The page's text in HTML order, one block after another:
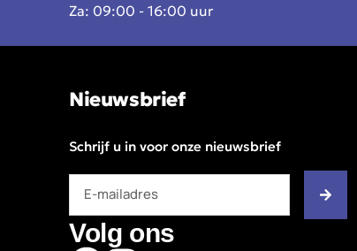
Za: 09:00 - 16:00 uur
Nieuwsbrief
Schrijf u in voor onze nieuwsbrief
Volg ons